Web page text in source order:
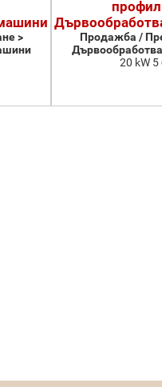
>
Продажба /
20 kW 5